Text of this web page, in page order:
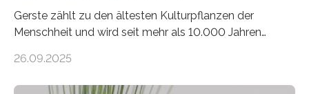
Gerste zählt zu den ältesten Kulturpflanzen der
Menschheit und wird seit mehr als 10.000 Jahren
einzigen Ort domestiziert wurde. Eine neue Studie eines
26.09.2025